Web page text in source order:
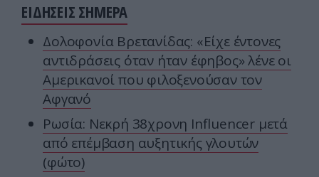
ΕΙΔΗΣΕΙΣ ΣΗΜΕΡΑ
Δολοφονία Βρετανίδας: «Είχε έντονες
αντιδράσεις όταν ήταν έφηβος» λένε οι
Αμερικανοί που φιλοξενούσαν τον
Αφγανό
Ρωσία: Νεκρή 38χρονη Ιnfluencer μετά
από επέμβαση αυξητικής γλουτών
(φώτο)